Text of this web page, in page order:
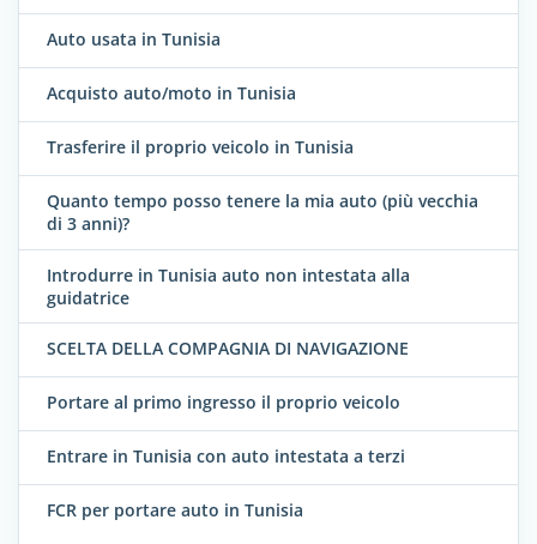
Auto usata in Tunisia
Acquisto auto/moto in Tunisia
Trasferire il proprio veicolo in Tunisia
Quanto tempo posso tenere la mia auto (più vecchia
di 3 anni)?
Introdurre in Tunisia auto non intestata alla
guidatrice
SCELTA DELLA COMPAGNIA DI NAVIGAZIONE
Portare al primo ingresso il proprio veicolo
Entrare in Tunisia con auto intestata a terzi
FCR per portare auto in Tunisia